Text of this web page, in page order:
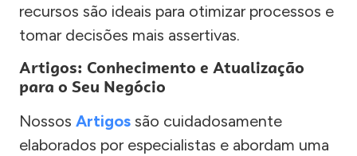
recursos são ideais para otimizar processos e
tomar decisões mais assertivas.
Artigos: Conhecimento e Atualização
para o Seu Negócio
Nossos Artigos são cuidadosamente
elaborados por especialistas e abordam uma